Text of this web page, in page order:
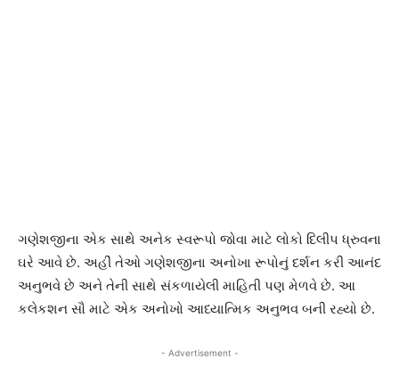
ગણેશજીના એક સાથે અનેક સ્વરૂપો જોવા માટે લોકો દિલીપ ધ્રુવના
ઘરે આવે છે. અહીં તેઓ ગણેશજીના અનોખા રૂપોનું દર્શન કરી આનંદ
અનુભવે છે અને તેની સાથે સંકળાયેલી માહિતી પણ મેળવે છે. આ
કલેકશન સૌ માટે એક અનોખો આધ્યાત્મિક અનુભવ બની રહ્યો છે.
- Advertisement -